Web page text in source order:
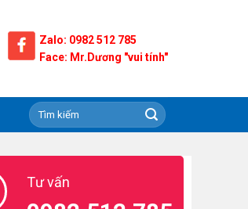
Zalo: 0982 512 785
Face: Mr.Dương "vui tính"
Tư vấn